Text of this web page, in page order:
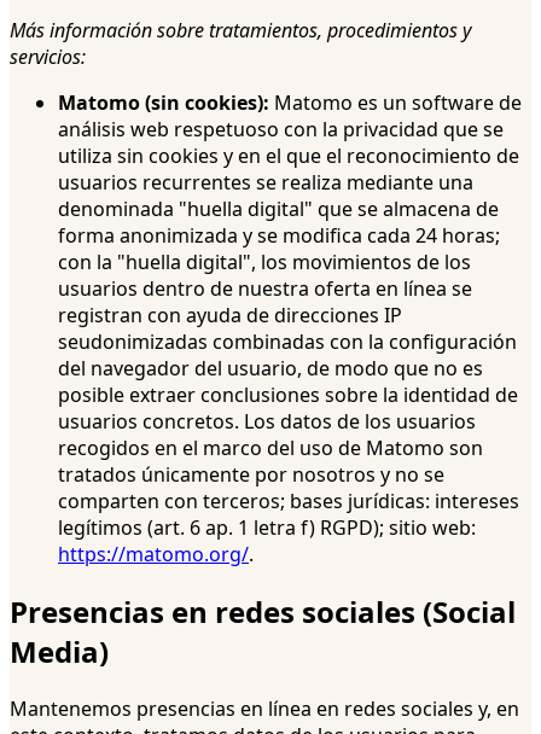
Más información sobre tratamientos, procedimientos y
servicios:
Matomo (sin cookies): Matomo es un software de
análisis web respetuoso con la privacidad que se
utiliza sin cookies y en el que el reconocimiento de
usuarios recurrentes se realiza mediante una
denominada "huella digital" que se almacena de
forma anonimizada y se modifica cada 24 horas;
con la "huella digital", los movimientos de los
usuarios dentro de nuestra oferta en línea se
registran con ayuda de direcciones IP
seudonimizadas combinadas con la configuración
del navegador del usuario, de modo que no es
posible extraer conclusiones sobre la identidad de
usuarios concretos. Los datos de los usuarios
recogidos en el marco del uso de Matomo son
tratados únicamente por nosotros y no se
comparten con terceros; bases jurídicas: intereses
legítimos (art. 6 ap. 1 letra f) RGPD); sitio web:
https://matomo.org/.
Presencias en redes sociales (Social
Media)
Mantenemos presencias en línea en redes sociales y, en